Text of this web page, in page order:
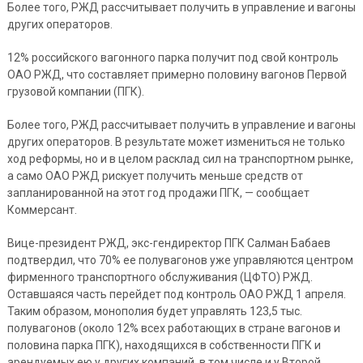
Более того, РЖД рассчитывает получить в управление и вагоны
других операторов.
12% российского вагонного парка получит под свой контроль
ОАО РЖД, что составляет примерно половину вагонов Первой
грузовой компании (ПГК).
Более того, РЖД рассчитывает получить в управление и вагоны
других операторов. В результате может измениться не только
ход реформы, но и в целом расклад сил на транспортном рынке,
а само ОАО РЖД рискует получить меньше средств от
запланированной на этот год продажи ПГК, — сообщает
Коммерсант.
Вице-президент РЖД, экс-гендиректор ПГК Салман Бабаев
подтвердил, что 70% ее полувагонов уже управляются центром
фирменного транспортного обслуживания (ЦФТО) РЖД.
Оставшаяся часть перейдет под контроль ОАО РЖД 1 апреля.
Таким образом, монополия будет управлять 123,5 тыс.
полувагонов (около 12% всех работающих в стране вагонов и
половина парка ПГК), находящихся в собственности ПГК и